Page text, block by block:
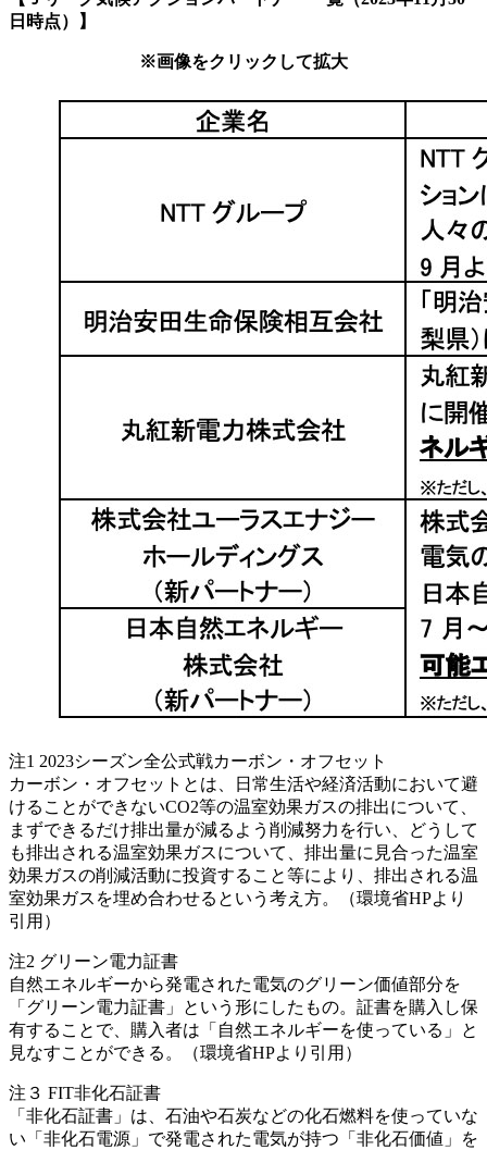
日時点）】
※画像をクリックして拡大
注1 2023シーズン全公式戦カーボン・オフセット
カーボン・オフセットとは、日常生活や経済活動において避
けることができないCO2等の温室効果ガスの排出について、
まずできるだけ排出量が減るよう削減努力を行い、どうして
も排出される温室効果ガスについて、排出量に見合った温室
効果ガスの削減活動に投資すること等により、排出される温
室効果ガスを埋め合わせるという考え方。（環境省HPより
引用）
注2 グリーン電力証書
自然エネルギーから発電された電気のグリーン価値部分を
「グリーン電力証書」という形にしたもの。証書を購入し保
有することで、購入者は「自然エネルギーを使っている」と
見なすことができる。（環境省HPより引用）
注３ FIT非化石証書
「非化石証書」は、石油や石炭などの化石燃料を使っていな
い「非化石電源」で発電された電気が持つ「非化石価値」を